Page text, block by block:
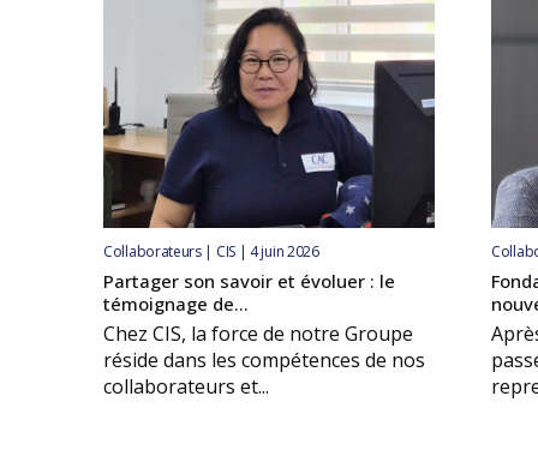
Collaborateurs | CIS | 4 juin 2026
Partager son savoir et évoluer : le
témoignage de...
Chez CIS, la force de notre Groupe
réside dans les compétences de nos
collaborateurs et...